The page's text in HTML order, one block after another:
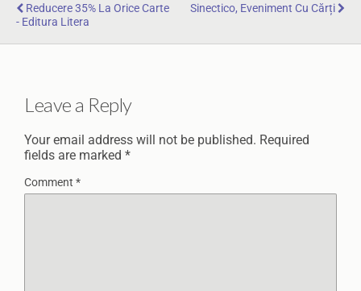
Reducere 35% La Orice Carte
- Editura Litera
Sinectico, Eveniment Cu Cărți
Leave a Reply
Your email address will not be published. Required
fields are marked *
Comment *